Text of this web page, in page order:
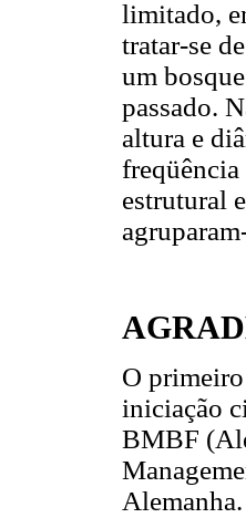
limitado,
tratar-se
um
passado.
altura e
freqüência
estrutural
O
iniciação
BMBF
Alemanha.